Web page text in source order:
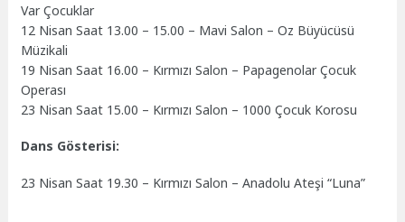
Var Çocuklar
12 Nisan Saat 13.00 – 15.00 – Mavi Salon – Oz Büyücüsü
Müzikali
19 Nisan Saat 16.00 – Kırmızı Salon – Papagenolar Çocuk
Operası
23 Nisan Saat 15.00 – Kırmızı Salon – 1000 Çocuk Korosu
Dans Gösterisi:
23 Nisan Saat 19.30 – Kırmızı Salon – Anadolu Ateşi “Luna”